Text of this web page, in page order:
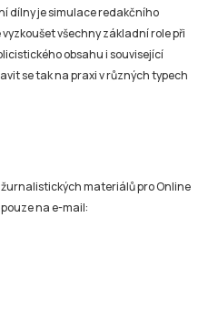
obsahu i související
se tak na praxi v různých typech
materiálů pro Online
stejných pravidel jako na kterémkoliv